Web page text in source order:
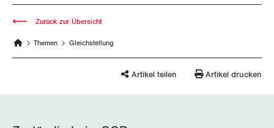
Obwalden
Themen Gleichstellung
Zurück zur Übersicht
Artikel teilen Artikel drucken